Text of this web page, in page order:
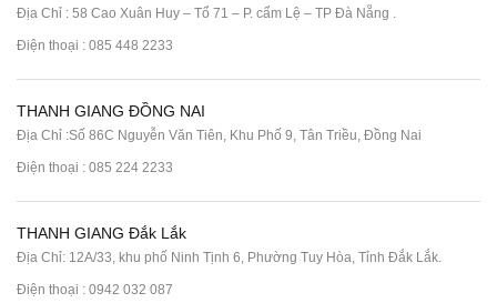
Địa Chỉ : 58 Cao Xuân Huy – Tổ 71 – P. cẩm Lệ – TP Đà Nẵng .
Điện thoại : 085 448 2233
THANH GIANG ĐỒNG NAI
Địa Chỉ :Số 86C Nguyễn Văn Tiên, Khu Phố 9, Tân Triều, Đồng Nai
Điện thoại : 085 224 2233
THANH GIANG Đắk Lắk
Địa Chỉ: 12A/33, khu phố Ninh Tịnh 6, Phường Tuy Hòa, Tỉnh Đắk Lắk.
Điện thoại : 0942 032 087